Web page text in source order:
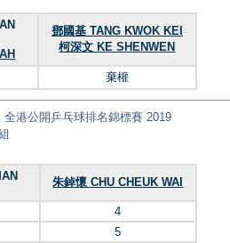
鄧國基 TANG KWOK KEI
柯深文 KE SHENWEN
棄權
全港公開乒乓球排名錦標賽 2019
朱鋽懷 CHU CHEUK WAI
4
5